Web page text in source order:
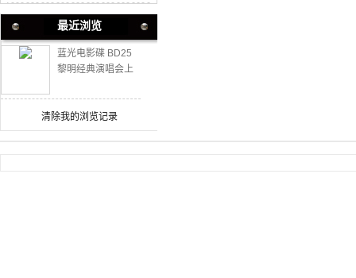
最近浏览
蓝光电影碟 BD25
黎明经典演唱会上
语 4:3比例
清除我的浏览记录